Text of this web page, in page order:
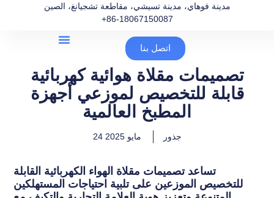
مدينة فوهاي، مدينة تسيشي، مقاطعة تشجيانغ، الصين
+86-18067150087
اتصل بنا
تصميمات مقلاة هوائية كهربائية
قابلة للتخصيص لموزعي أجهزة
المطبخ العالمية
جذور
تساعد تصميمات مقلاة الهواء الكهربائية القابلة
للتخصيص الموزعين على تلبية احتياجات المستهلكين